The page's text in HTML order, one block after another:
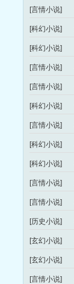
[言情小说]
[科幻小说]
[科幻小说]
[言情小说]
[言情小说]
[科幻小说]
[言情小说]
[科幻小说]
[科幻小说]
[言情小说]
[言情小说]
[历史小说]
[玄幻小说]
[玄幻小说]
[言情小说]